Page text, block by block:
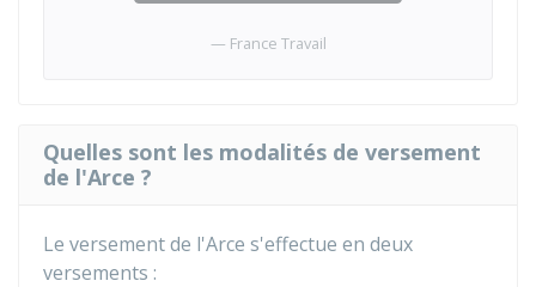
France Travail
Quelles sont les modalités de versement
de l'Arce ?
Le versement de l'Arce s'effectue en deux
versements :